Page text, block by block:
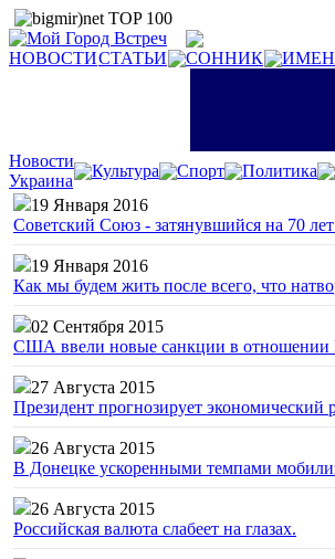
НОВОСТИСТАТЬИ СОННИК
Новости
Украина
Культура Спорт Политика
19 Января 2016
Советский Союз - затянувшийся на 70
19 Января 2016
Как мы будем жить после всего, что
02 Сентября 2015
США ввели новые санкции в отношении
27 Августа 2015
Президент прогнозирует
26 Августа 2015
В Донецке ускоренными темпами
26 Августа 2015
Российская валюта слабеет на глазах.